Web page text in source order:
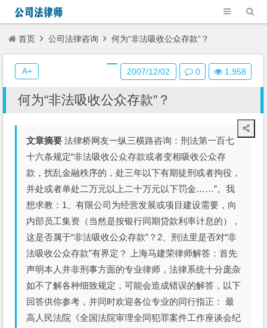
首页 公司法律咨询 何为“非法吸收公众存款”？
何为“非法吸收公众存款”？
文章摘要 法律桥网友一纵三横路咨询：刑法第一百七
十六条规定“非法吸收公众存款或者变相吸收公众存
款，扰乱金融秩序的，处三年以下有期徒刑或者拘役，
并处或者单处二万元以上二十万元以下罚金……”。我
想求教：1、有限公司为经营发展或项目建设需要，向
内部员工集资（当然是按银行同期贷款利率计息的），
这是否属于“非法吸收公众存款”？2、刑法里是否对“非
法吸收公众存款”有界定？ 上海马建荣律师解答：首先
声明本人并非刑事方面的专业律师，法律系统十分庞杂
如不了解各种细致规定，可能会造成错误的解答，以下
回答供你参考，并同时欢迎各位专业的同行指正： 最
高人民法院《全国法院审理全同犯罪案件工作座谈会纪
2007/12/02 0 1,958
A+